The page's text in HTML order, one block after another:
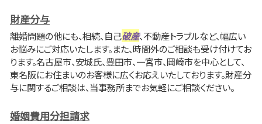
財産分与
離婚問題の他にも、相続、自己破産、不動産トラブルなど、幅広い
お悩みにご対応いたします。また、時間外のご相談も受け付けてお
ります。名古屋市、安城氏、豊田市、一宮市、岡崎市を中心として、
東名阪にお住まいのお客様に広くお応えいたしております。財産分
与に関するご相談は、当事務所までお気軽にご相談ください。
婚姻費用分担請求